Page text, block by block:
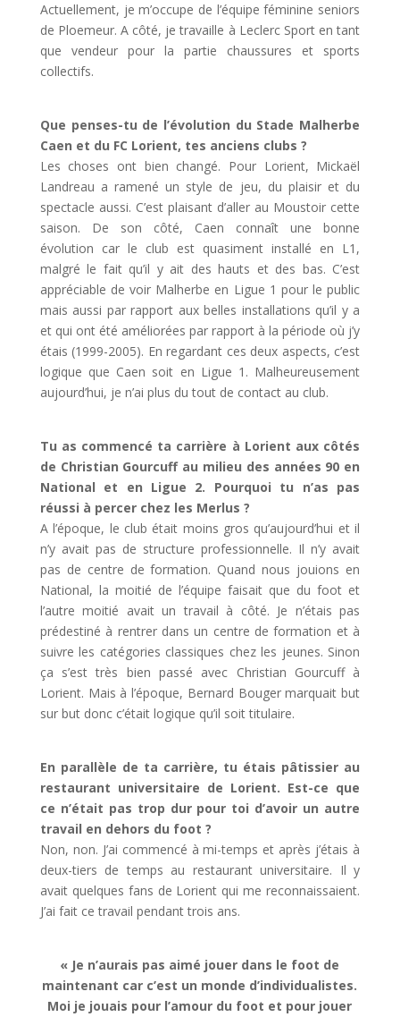
Actuellement, je m’occupe de l’équipe féminine seniors
de Ploemeur. A côté, je travaille à Leclerc Sport en tant
que vendeur pour la partie chaussures et sports
collectifs.
Que penses-tu de l’évolution du Stade Malherbe
Caen et du FC Lorient, tes anciens clubs ?
Les choses ont bien changé. Pour Lorient, Mickaël
Landreau a ramené un style de jeu, du plaisir et du
spectacle aussi. C’est plaisant d’aller au Moustoir cette
saison. De son côté, Caen connaît une bonne
évolution car le club est quasiment installé en L1,
malgré le fait qu’il y ait des hauts et des bas. C’est
appréciable de voir Malherbe en Ligue 1 pour le public
mais aussi par rapport aux belles installations qu’il y a
et qui ont été améliorées par rapport à la période où j’y
étais (1999-2005). En regardant ces deux aspects, c’est
logique que Caen soit en Ligue 1. Malheureusement
aujourd’hui, je n’ai plus du tout de contact au club.
Tu as commencé ta carrière à Lorient aux côtés
de Christian Gourcuff au milieu des années 90 en
National et en Ligue 2. Pourquoi tu n’as pas
réussi à percer chez les Merlus ?
A l’époque, le club était moins gros qu’aujourd’hui et il
n’y avait pas de structure professionnelle. Il n’y avait
pas de centre de formation. Quand nous jouions en
National, la moitié de l’équipe faisait que du foot et
l’autre moitié avait un travail à côté. Je n’étais pas
prédestiné à rentrer dans un centre de formation et à
suivre les catégories classiques chez les jeunes. Sinon
ça s’est très bien passé avec Christian Gourcuff à
Lorient. Mais à l’époque, Bernard Bouger marquait but
sur but donc c’était logique qu’il soit titulaire.
En parallèle de ta carrière, tu étais pâtissier au
restaurant universitaire de Lorient. Est-ce que
ce n’était pas trop dur pour toi d’avoir un autre
travail en dehors du foot ?
Non, non. J’ai commencé à mi-temps et après j’étais à
deux-tiers de temps au restaurant universitaire. Il y
avait quelques fans de Lorient qui me reconnaissaient.
J’ai fait ce travail pendant trois ans.
« Je n’aurais pas aimé jouer dans le foot de
maintenant car c’est un monde d’individualistes.
Moi je jouais pour l’amour du foot et pour jouer